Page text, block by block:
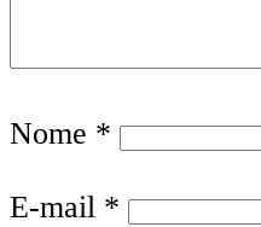
Nome *
E-mail *